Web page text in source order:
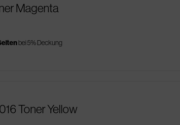
Magenta
bei 5% Deckung
Toner Yellow